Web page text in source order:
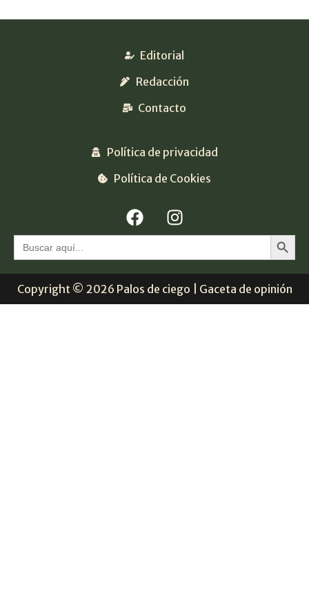
Editorial
Redacción
Contacto
Política de privacidad
Política de Cookies
Buscar: Botón
Copyright © 2026 Palos de ciego | Gaceta de opinión